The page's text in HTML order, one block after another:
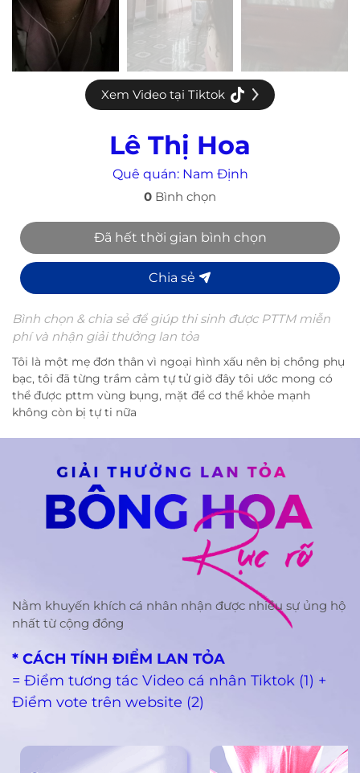
Xem Video tại Tiktok
Lê Thị Hoa
Quê quán: Nam Định
0 Bình chọn
Đã hết thời gian bình chọn
Chia sẻ
Bình chọn & chia sẻ để giúp thi sinh được PTTM miễn
phí và nhận giải thưởng lan tỏa
Tôi là một mẹ đơn thân vì ngoại hình xấu nên bị chồng phụ
bạc, tôi đã từng trầm cảm tự tử giờ đây tôi ước mong có
thể được pttm vùng bụng, mặt để cơ thể khỏe mạnh
không còn bị tự ti nữa
Nằm khuyến khích cá nhân nhận được nhiều sự ủng hộ
nhất từ cộng đồng
* CÁCH TÍNH ĐIỂM LAN TỎA
= Điểm tương tác Video cá nhân Tiktok (1) +
Điểm vote trên website (2)